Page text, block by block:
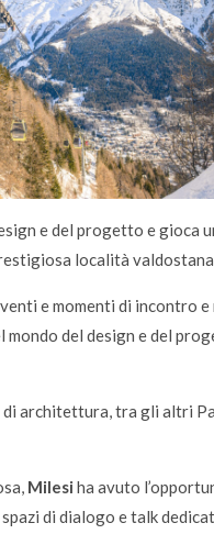
e del progetto e gioca
località
e momenti di incontro
del design e del
architettura, tra gli altri
Milesi ha avuto
di dialogo e talk